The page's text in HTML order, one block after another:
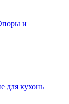
и
для кухонь